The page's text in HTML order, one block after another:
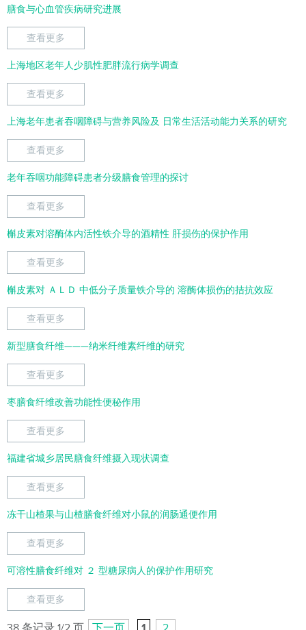
膳食与心血管疾病研究进展
查看更多
上海地区老年人少肌性肥胖流行病学调查
查看更多
上海老年患者吞咽障碍与营养风险及 日常生活活动能力关系的研究
查看更多
老年吞咽功能障碍患者分级膳食管理的探讨
查看更多
槲皮素对溶酶体内活性铁介导的酒精性 肝损伤的保护作用
查看更多
槲皮素对 ＡＬＤ 中低分子质量铁介导的 溶酶体损伤的拮抗效应
查看更多
新型膳食纤维———纳米纤维素纤维的研究
查看更多
枣膳食纤维改善功能性便秘作用
查看更多
福建省城乡居民膳食纤维摄入现状调查
查看更多
冻干山楂果与山楂膳食纤维对小鼠的润肠通便作用
查看更多
可溶性膳食纤维对 ２ 型糖尿病人的保护作用研究
查看更多